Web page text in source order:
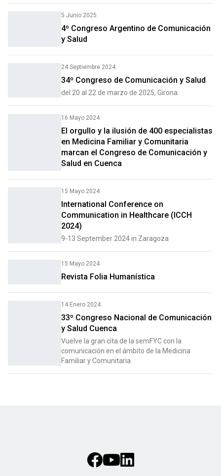
5 Junio 2025
4º Congreso Argentino de Comunicación
y Salud
24 Septiembre 2024
34º Congreso de Comunicación y Salud
del 20 al 22 de marzo de 2025, Girona
16 Mayo 2024
El orgullo y la ilusión de 400 especialistas
en Medicina Familiar y Comunitaria
marcan el Congreso de Comunicación y
Salud en Cuenca
15 Mayo 2024
International Conference on
Communication in Healthcare (ICCH
2024)
9-13 September 2024 in Zaragoza
15 Mayo 2024
Revista Folia Humanística
14 Enero 2024
33º Congreso Nacional de Comunicación
y Salud Cuenca
Vuelve la gran cita de la semFYC con la
comunicación en el ámbito de la Medicina
Familiar y Comunitaria